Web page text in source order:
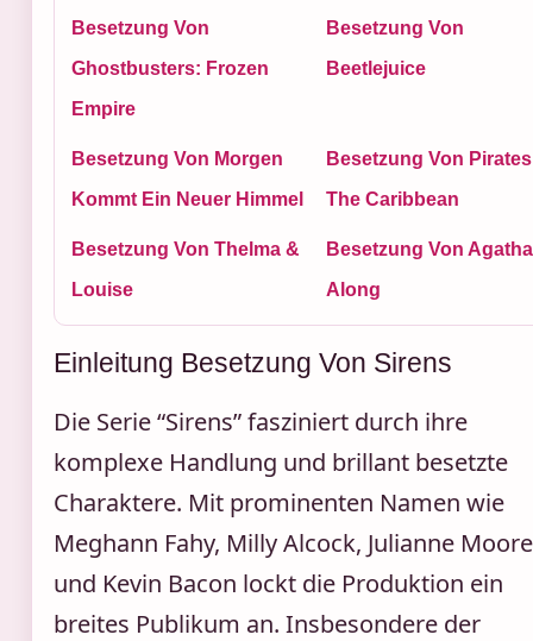
Besetzung Von
Ghostbusters: Frozen
Empire
Besetzung Von
Beetlejuice
Besetzung Von Morgen
Kommt Ein Neuer Himmel
Besetzung Von
The Caribbean
Besetzung Von Thelma &
Louise
Besetzung Von
Along
Einleitung Besetzung Von Sirens
Die Serie “Sirens” fasziniert durch ihre
komplexe Handlung und brillant besetzte
Charaktere. Mit prominenten Namen wie
Meghann Fahy, Milly Alcock, Julianne Moore
und Kevin Bacon lockt die Produktion ein
breites Publikum an. Insbesondere der